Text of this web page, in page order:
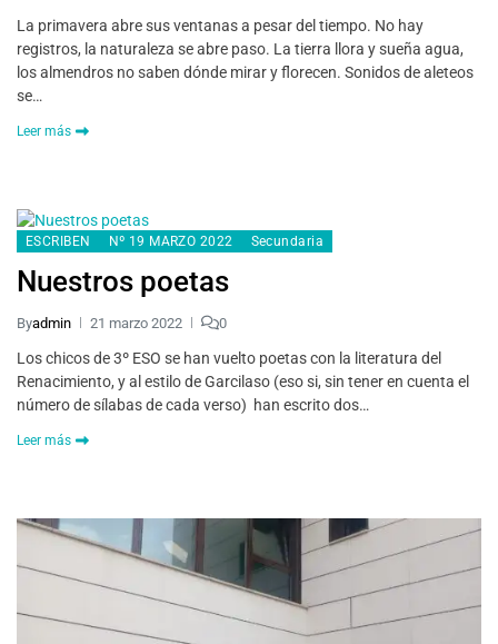
La primavera abre sus ventanas a pesar del tiempo. No hay
registros, la naturaleza se abre paso. La tierra llora y sueña agua,
los almendros no saben dónde mirar y florecen. Sonidos de aleteos
se…
Leer más
ESCRIBEN Nº 19 MARZO 2022 Secundaria
Nuestros poetas
Byadmin 21 marzo 2022 0
Los chicos de 3º ESO se han vuelto poetas con la literatura del
Renacimiento, y al estilo de Garcilaso (eso si, sin tener en cuenta el
número de sílabas de cada verso) han escrito dos…
Leer más